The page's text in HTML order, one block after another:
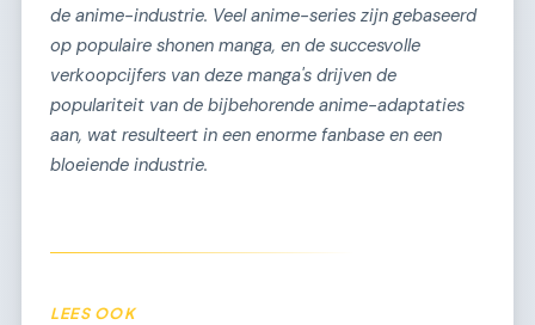
de anime-industrie. Veel anime-series zijn gebaseerd
op populaire shonen manga, en de succesvolle
verkoopcijfers van deze manga's drijven de
populariteit van de bijbehorende anime-adaptaties
aan, wat resulteert in een enorme fanbase en een
bloeiende industrie.
LEES OOK